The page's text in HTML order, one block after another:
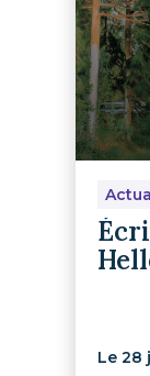
Le 28